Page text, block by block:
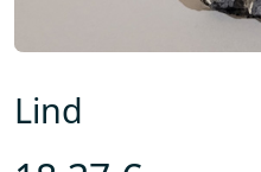
Lind